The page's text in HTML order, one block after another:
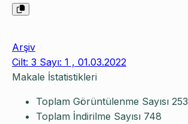
Arşiv
Cilt: 3 Sayı: 1 , 01.03.2022
Makale İstatistikleri
Toplam Görüntülenme Sayısı 253
Toplam İndirilme Sayısı 748